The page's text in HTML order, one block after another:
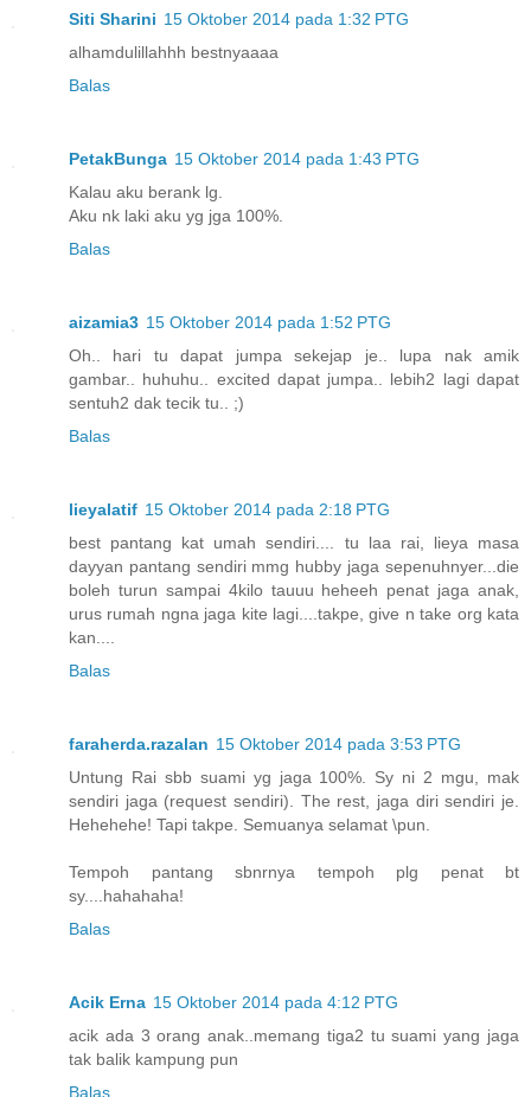
Siti Sharini 15 Oktober 2014 pada 1:32 PTG
alhamdulillahhh bestnyaaaa
Balas
PetakBunga 15 Oktober 2014 pada 1:43 PTG
Kalau aku berank lg.
Aku nk laki aku yg jga 100%.
Balas
aizamia3 15 Oktober 2014 pada 1:52 PTG
Oh.. hari tu dapat jumpa sekejap je.. lupa nak amik
gambar.. huhuhu.. excited dapat jumpa.. lebih2 lagi dapat
sentuh2 dak tecik tu.. ;)
Balas
lieyalatif 15 Oktober 2014 pada 2:18 PTG
best pantang kat umah sendiri.... tu laa rai, lieya masa
dayyan pantang sendiri mmg hubby jaga sepenuhnyer...die
boleh turun sampai 4kilo tauuu heheeh penat jaga anak,
urus rumah ngna jaga kite lagi....takpe, give n take org kata
kan....
Balas
faraherda.razalan 15 Oktober 2014 pada 3:53 PTG
Untung Rai sbb suami yg jaga 100%. Sy ni 2 mgu, mak
sendiri jaga (request sendiri). The rest, jaga diri sendiri je.
Hehehehe! Tapi takpe. Semuanya selamat \pun.
Tempoh pantang sbnrnya tempoh plg penat bt
sy....hahahaha!
Balas
Acik Erna 15 Oktober 2014 pada 4:12 PTG
acik ada 3 orang anak..memang tiga2 tu suami yang jaga
tak balik kampung pun
Balas